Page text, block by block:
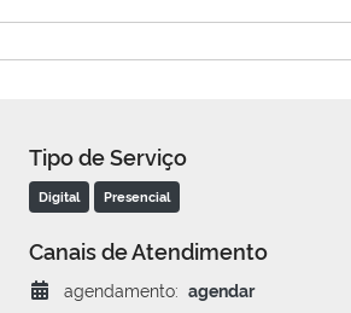
Tipo de Serviço
Digital Presencial
Canais de Atendimento
agendamento: agendar